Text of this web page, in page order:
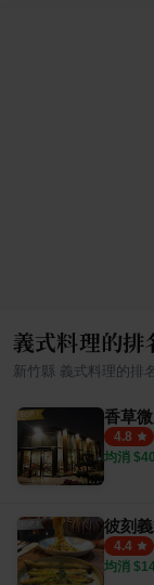
義式料理的排
新竹縣 義式料理 的排
香草
4.8
均消 $
彼刻
4.4
均消 $